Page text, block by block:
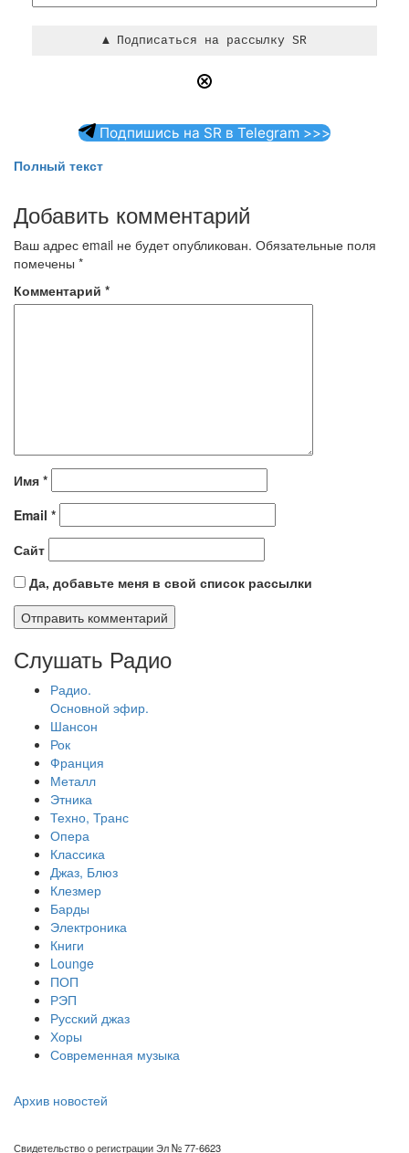
Подпишись на SR в Telegram >>>
Полный текст
Добавить комментарий
Ваш адрес email не будет опубликован. Обязательные поля
помечены *
Комментарий *
Имя *
Email *
Сайт
Да, добавьте меня в свой список рассылки
Слушать Радио
Радио.
Основной эфир.
Шансон
Рок
Франция
Металл
Этника
Техно, Транс
Опера
Классика
Джаз, Блюз
Клезмер
Барды
Электроника
Книги
Lounge
ПОП
РЭП
Русский джаз
Хоры
Современная музыка
Архив новостей
Свидетельство о регистрации Эл № 77-6623